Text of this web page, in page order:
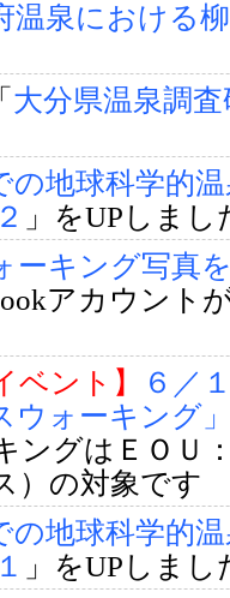
温泉における
大分県温泉調
の地球科学的
」をUPしま
ーキング写真
アカウント
ベント】
６／
ウォーキング
ングはＥＯＵ
ス）の対象で
の地球科学的
」をUPしま